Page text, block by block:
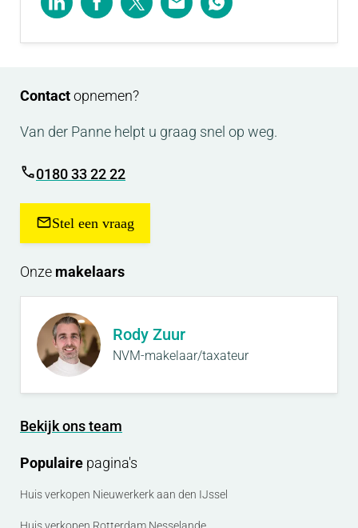
Contactopnemen?
Van der Panne helpt u graag snel op weg.
0180 33 22 22
Stel een vraag
Onze makelaars
Rody Zuur
NVM-makelaar/taxateur
Bekijk ons team
Populaire pagina's
Huis verkopen Nieuwerkerk aan den IJssel